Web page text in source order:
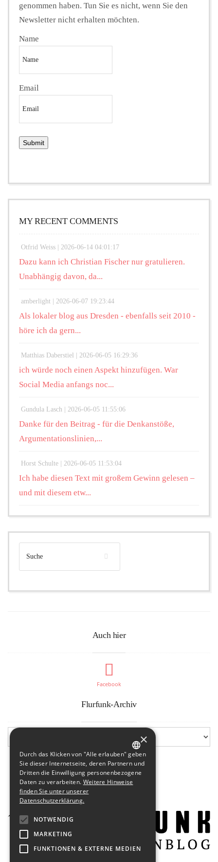
genommen haben. Tun Sie es nicht, wenn Sie den
Newsletter nicht erhalten möchten.
Name
Email
MY RECENT COMMENTS
Otfrid Weiss | 2026-06-14 04:01:17
Dazu kann ich Christian Fischer nur gratulieren.
Unabhängig davon, da...
amberlight | 2026-06-07 19:23:44
Als lokaler blog aus Dresden - ebenfalls seit 2010 -
höre ich da gern...
Matthias Daberstiel | 2026-06-05 16:29:36
ich würde noch einen Aspekt hinzufügen. War
Social Media anfangs noc...
Gundula Lasch | 2026-06-05 11:55:06
Danke für den Beitrag - für die Denkanstöße,
Argumentationslinien,...
Horst Schulte | 2026-06-05 11:53:04
Ich habe diesen Text mit großem Gewinn gelesen –
und mit diesem etw...
Auch hier
Facebook
Flurfunk-Archiv
GERMAN
ENGLISH
×
Durch das Klicken von "Alle erlauben" geben
Sie dieser Internetseite, deren Partnern und
Dritten die Einwilligung personenbezogene
Daten zu verarbeiten. Weitere Hinweise
finden Sie unter unserer
Datenschutzerklärung.
NOTWENDIG
MARKETING
FUNKTIONEN & EXTERNE MEDIEN